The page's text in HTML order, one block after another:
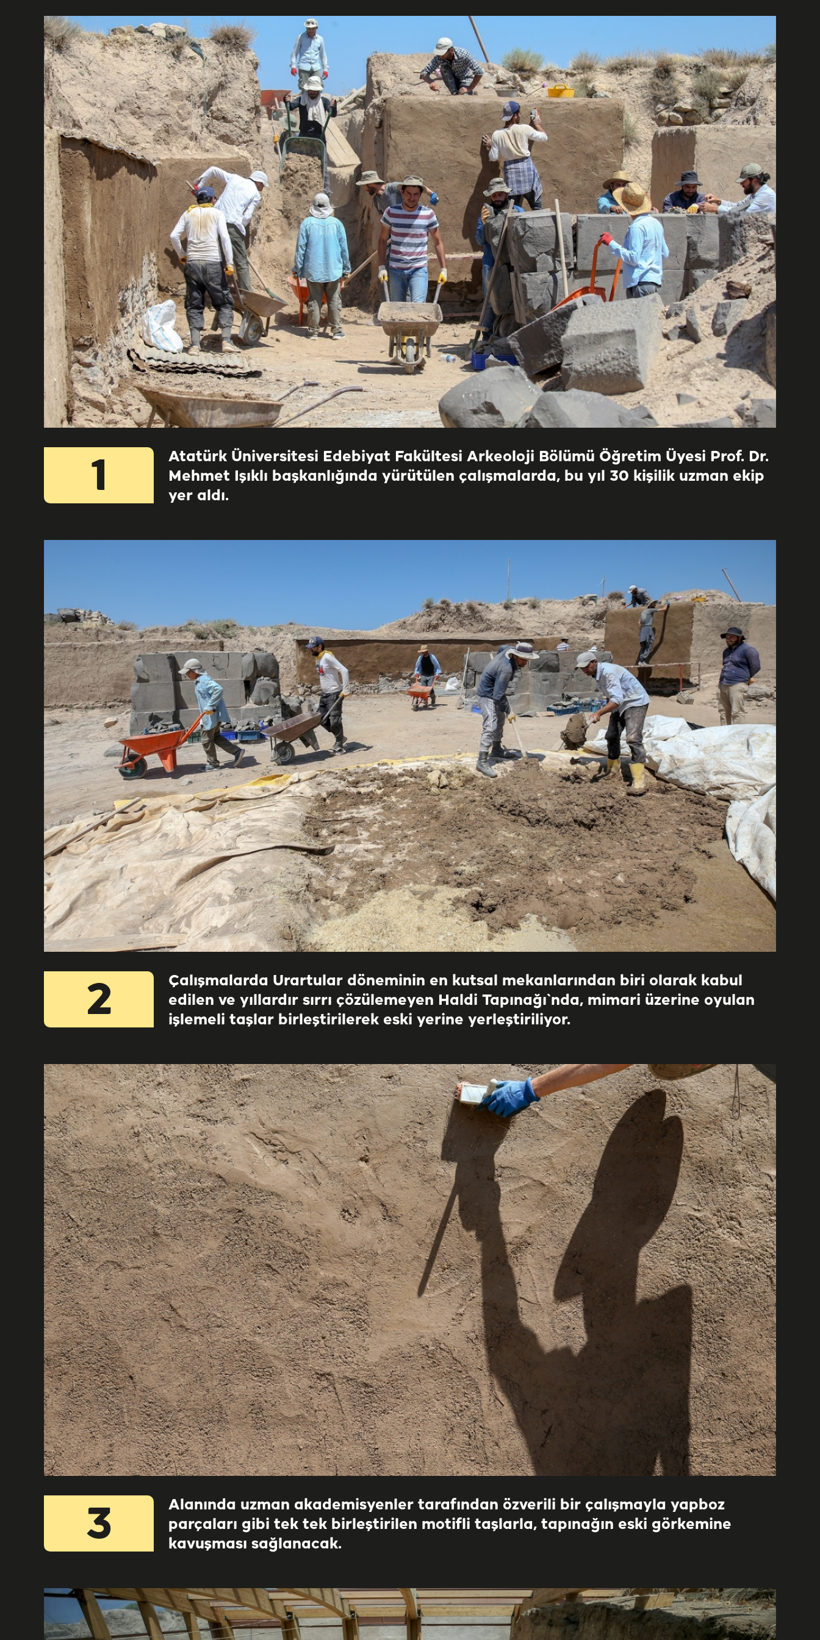
1
Atatürk Üniversitesi Edebiyat Fakültesi Arkeoloji Bölümü Öğretim Üyesi Prof. Dr.
Mehmet Işıklı başkanlığında yürütülen çalışmalarda, bu yıl 30 kişilik uzman ekip
yer aldı.
2
Çalışmalarda Urartular döneminin en kutsal mekanlarından biri olarak kabul
edilen ve yıllardır sırrı çözülemeyen Haldi Tapınağı`nda, mimari üzerine oyulan
işlemeli taşlar birleştirilerek eski yerine yerleştiriliyor.
3
Alanında uzman akademisyenler tarafından özverili bir çalışmayla yapboz
parçaları gibi tek tek birleştirilen motifli taşlarla, tapınağın eski görkemine
kavuşması sağlanacak.